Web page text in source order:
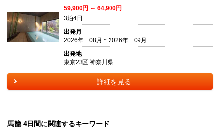
59,900円 ～ 64,900円
3泊4日
出発月
2026年 08月 ~ 2026年 09月
出発地
東京23区 神奈川県
詳細を見る
馬籠 4日間に関連するキーワード